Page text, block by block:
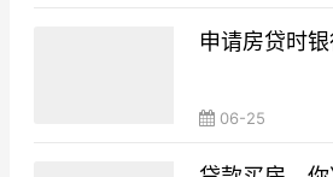
申请房贷时
06-25